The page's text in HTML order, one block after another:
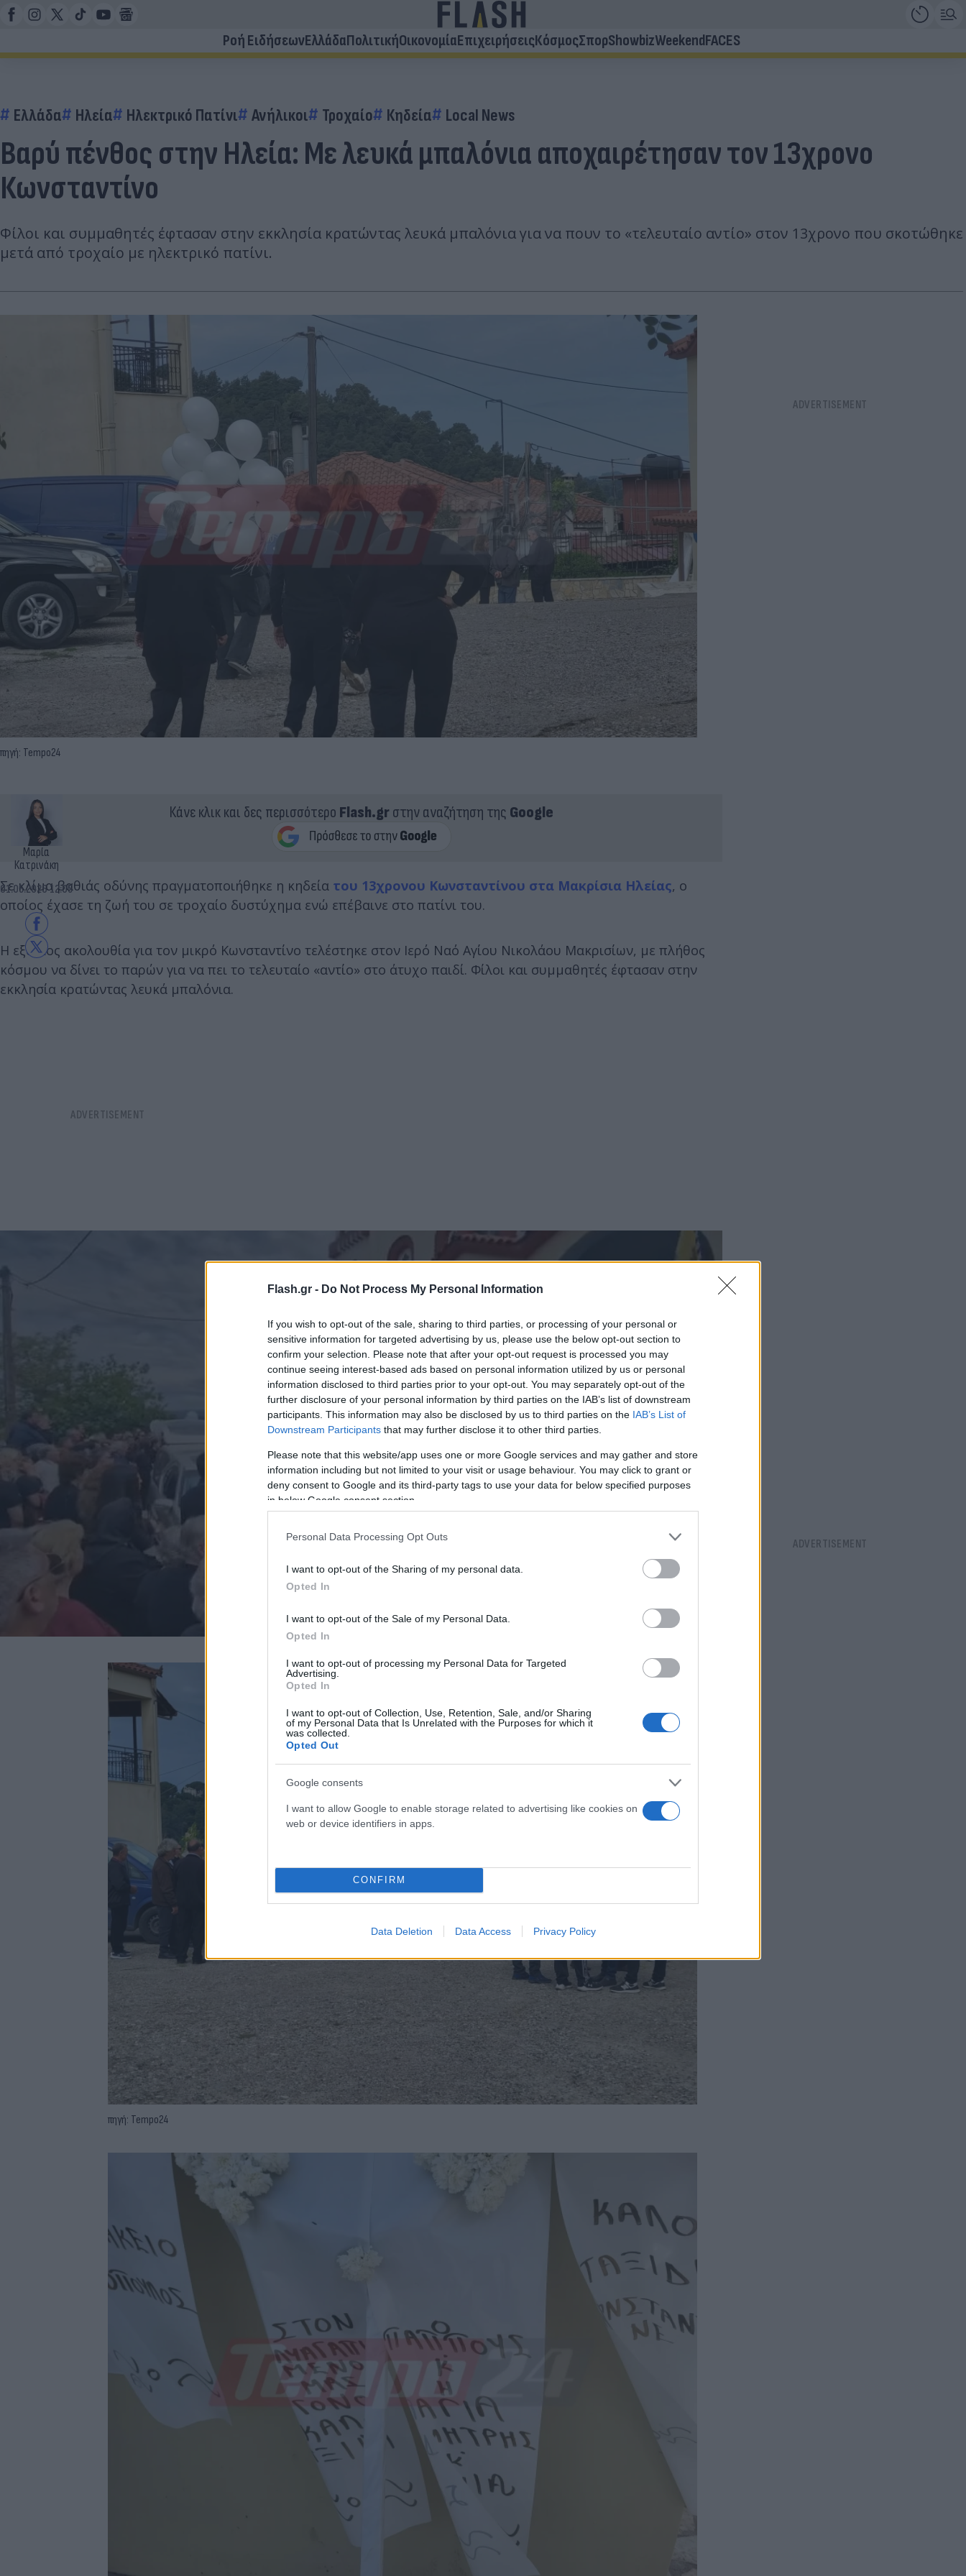
Flash.gr - Do Not Process My Personal Information
If you wish to opt-out of the sale, sharing to third parties, or processing of your personal or
sensitive information for targeted advertising by us, please use the below opt-out section to
confirm your selection. Please note that after your opt-out request is processed you may
continue seeing interest-based ads based on personal information utilized by us or personal
information disclosed to third parties prior to your opt-out. You may separately opt-out of the
further disclosure of your personal information by third parties on the IAB’s list of downstream
participants. This information may also be disclosed by us to third parties on the IAB’s List of
Downstream Participants that may further disclose it to other third parties.
Please note that this website/app uses one or more Google services and may gather and store
information including but not limited to your visit or usage behaviour. You may click to grant or
deny consent to Google and its third-party tags to use your data for below specified purposes
in below Google consent section.
Personal Data Processing Opt Outs
I want to opt-out of the Sharing of my personal data.
Opted In
I want to opt-out of the Sale of my Personal Data.
Opted In
I want to opt-out of processing my Personal Data for Targeted
Advertising.
Opted In
I want to opt-out of Collection, Use, Retention, Sale, and/or Sharing
of my Personal Data that Is Unrelated with the Purposes for which it
was collected.
Opted Out
Google consents
I want to allow Google to enable storage related to advertising like cookies on
web or device identifiers in apps.
CONFIRM
Data Deletion Data Access Privacy Policy
Ροή ΕιδήσεωνΕλλάδαΠολιτικήΟικονομίαΕπιχειρήσειςΚόσμοςΣπορShowbizWeekendFACES
Ελλάδα Ηλεία Ηλεκτρικό Πατίνι Ανήλικοι Τροχαίο Κηδεία Local News
Βαρύ πένθος στην Ηλεία: Με λευκά μπαλόνια αποχαιρέτησαν τον 13χρονο
Κωνσταντίνο
Φίλοι και συμμαθητές έφτασαν στην εκκλησία κρατώντας λευκά μπαλόνια για να πουν το «τελευταίο αντίο» στον 13χρονο που σκοτώθηκε
μετά από τροχαίο με ηλεκτρικό πατίνι.
πηγή: Tempo24
Μαρία
Κατρινάκη
01.05.2026 12:05
Κάνε κλικ και δες περισσότερο Flash.grστην αναζήτηση της Google
Σε κλίμα βαθιάς οδύνης πραγματοποιήθηκε η κηδεία του 13χρονου Κωνσταντίνου στα Μακρίσια Ηλείας, ο
οποίος έχασε τη ζωή του σε τροχαίο δυστύχημα ενώ επέβαινε στο πατίνι του.
Η εξόδιος ακολουθία για τον μικρό Κωνσταντίνο τελέστηκε στον Ιερό Ναό Αγίου Νικολάου Μακρισίων, με πλήθος
κόσμου να δίνει το παρών για να πει το τελευταίο «αντίο» στο άτυχο παιδί. Φίλοι και συμμαθητές έφτασαν στην
εκκλησία κρατώντας λευκά μπαλόνια.
πηγή: Tempo24